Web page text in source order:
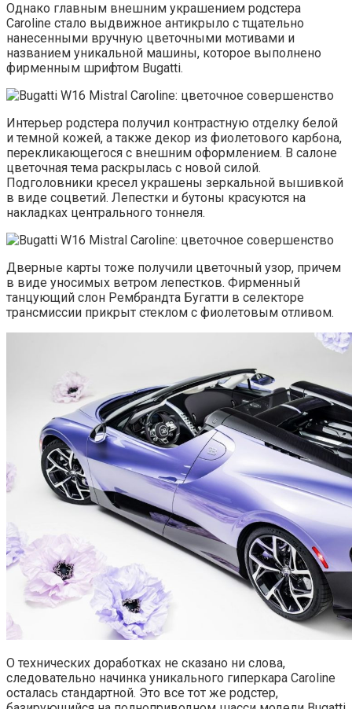
Однако главным внешним украшением родстера
Caroline стало выдвижное антикрыло с тщательно
нанесенными вручную цветочными мотивами и
названием уникальной машины, которое выполнено
фирменным шрифтом Bugatti.
Интерьер родстера получил контрастную отделку белой
и темной кожей, а также декор из фиолетового карбона,
перекликающегося с внешним оформлением. В салоне
цветочная тема раскрылась с новой силой.
Подголовники кресел украшены зеркальной вышивкой
в виде соцветий. Лепестки и бутоны красуются на
накладках центрального тоннеля.
Дверные карты тоже получили цветочный узор, причем
в виде уносимых ветром лепестков. Фирменный
танцующий слон Рембрандта Бугатти в селекторе
трансмиссии прикрыт стеклом с фиолетовым отливом.
О технических доработках не сказано ни слова,
следовательно начинка уникального гиперкара Caroline
осталась стандартной. Это все тот же родстер,